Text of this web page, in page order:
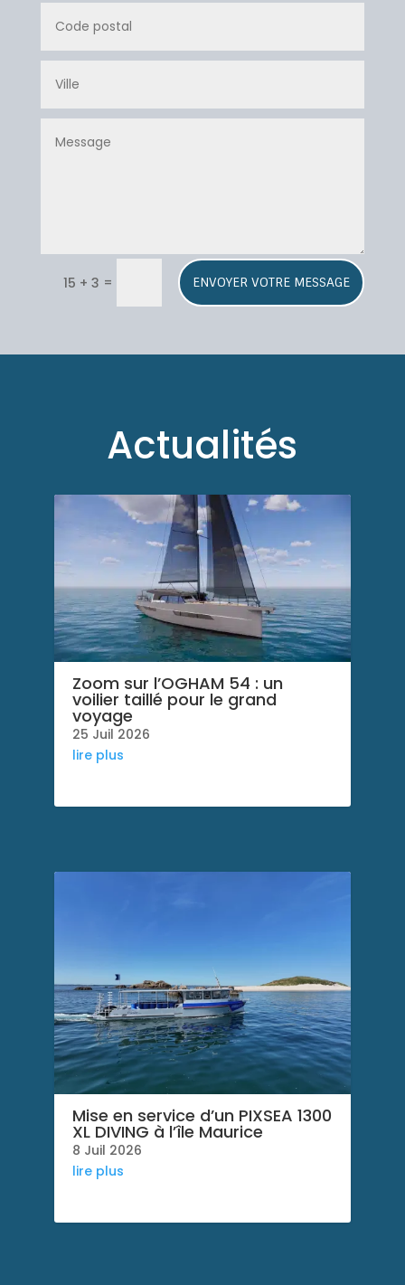
15 + 3 = ENVOYER VOTRE MESSAGE
r
Actualités
Zoom sur l’OGHAM 54 : un
voilier taillé pour le grand
voyage
25 Juil 2026
lire plus
Mise en service d’un PIXSEA 1300
XL DIVING à l’île Maurice
8 Juil 2026
lire plus